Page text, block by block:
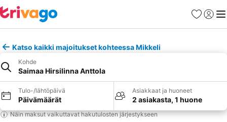
Suosikit
Katso kaikki majoitukset kohteessa Mikkeli
Kohde
Saimaa Hirsilinna Anttola
Tulo-/lähtöpäivä
Päivämäärät
Asiakkaat ja huoneet
2 asiakasta, 1 huone
Näin maksut vaikuttavat hakutulosten järjestykseen